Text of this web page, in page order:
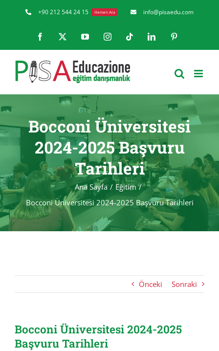
+90 212 544 24 15 Hemen Ara info@pisaedu.com
Facebook YouTubeInstagramTiktok LinkedIn
Bocconi Üniversitesi
2024-2025 Başvuru
Tarihleri
Ana Sayfa
Eğitim
Bocconi Üniversitesi 2024-2025 Başvuru Tarihleri
Önceki Sonraki
Bocconi Üniversitesi 2024-2025
Başvuru Tarihleri